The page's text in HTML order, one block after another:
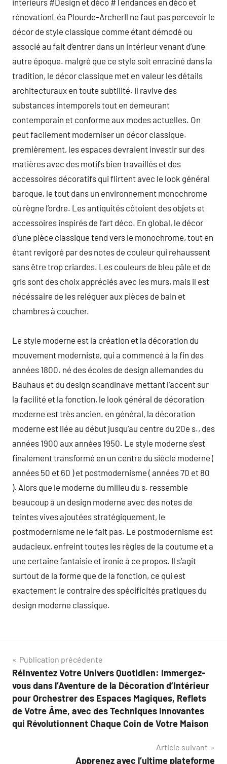
rénovationLéa Plourde-ArcherIl ne faut pas percevoir le
décor de style classique comme étant démodé ou
associé au fait d’entrer dans un intérieur venant d’une
autre époque. malgré que ce style soit enraciné dans la
tradition, le décor classique met en valeur les détails
architecturaux en toute subtilité. Il ravive des
substances intemporels tout en demeurant
contemporain et conforme aux modes actuelles. On
peut facilement moderniser un décor classique.
premièrement, les espaces devraient investir sur des
matières avec des motifs bien travaillés et des
accessoires décoratifs qui flirtent avec le look général
baroque, le tout dans un environnement monochrome
où règne l’ordre. Les antiquités côtoient des objets et
accessoires inspirés de l’art déco. En global, le décor
d’une pièce classique tend vers le monochrome, tout en
étant revigoré par des notes de couleur qui rehaussent
sans être trop criardes. Les couleurs de bleu pâle et de
gris sont des choix appréciés avec les murs, mais il est
nécéssaire de les reléguer aux pièces de bain et
chambres à coucher.
Le style moderne est la création et la décoration du
mouvement moderniste, qui a commencé à la fin des
années 1800. né des écoles de design allemandes du
Bauhaus et du design scandinave mettant l’accent sur
la facilité et la fonction, le look général de décoration
moderne est très ancien. en général, la décoration
moderne est liée au début jusqu’au centre du 20e s., des
années 1900 aux années 1950. Le style moderne s’est
finalement transformé en un centre du siècle moderne (
années 50 et 60 ) et postmodernisme ( années 70 et 80
). Alors que le moderne du milieu du s. ressemble
beaucoup à un design moderne avec des notes de
teintes vives ajoutées stratégiquement, le
postmodernisme ne le fait pas. Le postmodernisme est
audacieux, enfreint toutes les règles de la coutume et a
une certaine fantaisie et ironie à ce propos. Il s’agit
surtout de la forme que de la fonction, ce qui est
exactement le contraire des spécificités pratiques du
design moderne classique.
Navigation
de
l’article
Publication précédente
Réinventez Votre Univers Quotidien: Immergez-
vous dans l’Aventure de la Décoration d’Intérieur
pour Orchestrer des Espaces Magiques, Reflets
de Votre Âme, avec des Techniques Innovantes
qui Révolutionnent Chaque Coin de Votre Maison
Article suivant
Apprenez avec l’ultime plateforme